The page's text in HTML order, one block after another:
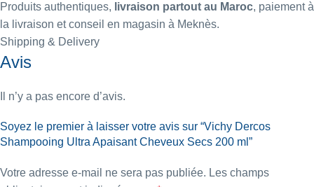
Produits authentiques, livraison partout au Maroc, paiement à
la livraison et conseil en magasin à Meknès.
Shipping & Delivery
Avis
Il n’y a pas encore d’avis.
Soyez le premier à laisser votre avis sur “Vichy Dercos
Shampooing Ultra Apaisant Cheveux Secs 200 ml”
Votre adresse e-mail ne sera pas publiée. Les champs